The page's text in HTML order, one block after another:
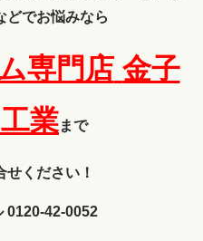
どでお悩みなら
専門店 金子
業まで
せください！
0120-42-0052